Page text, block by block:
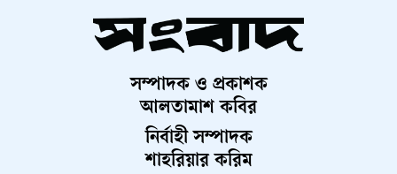
সম্পাদক ও প্রকাশক
আলতামাশ কবির
নির্বাহী সম্পাদক
শাহরিয়ার করিম